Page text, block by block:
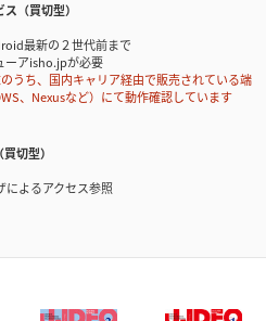
（買切型）
最新の２世代前まで
ーアisho.jpが必要
ち、国内キャリア経由で販売されている端
、Nexusなど）にて動作確認しています
切型）
よるアクセス参照